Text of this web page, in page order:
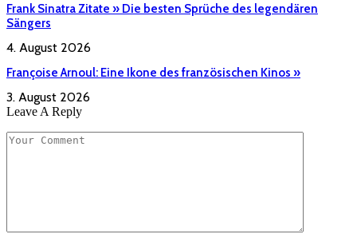
Frank Sinatra Zitate » Die besten Sprüche des legendären
Sängers
4. August 2026
Françoise Arnoul: Eine Ikone des französischen Kinos »
3. August 2026
Leave A Reply